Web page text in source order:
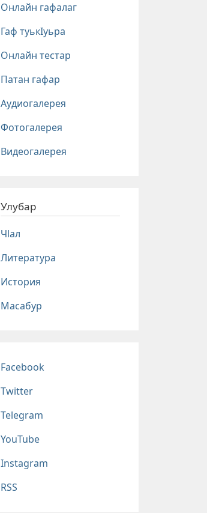
Онлайн гафалаг
Гаф туькIуьра
Онлайн тестар
Патан гафар
Аудиогалерея
Фотогалерея
Видеогалерея
Улубар
Чlал
Литература
История
Масабур
Соц сети
Facebook
Twitter
Telegram
YouTube
Instagram
RSS